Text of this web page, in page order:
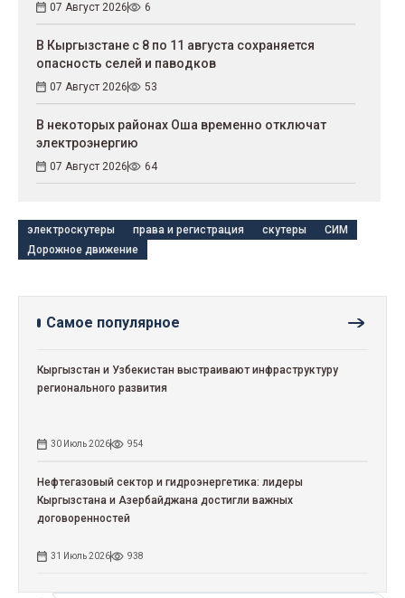
07 Август 2026 6
В Кыргызстане с 8 по 11 августа сохраняется
опасность селей и паводков
07 Август 2026 53
В некоторых районах Оша временно отключат
электроэнергию
07 Август 2026 64
электроскутеры права и регистрация скутеры
СИМ
Дорожное движение
Самое популярное
Кыргызстан и Узбекистан выстраивают инфраструктуру
регионального развития
30 Июль 2026 954
Нефтегазовый сектор и гидроэнергетика: лидеры
Кыргызстана и Азербайджана достигли важных
договоренностей
31 Июль 2026 938